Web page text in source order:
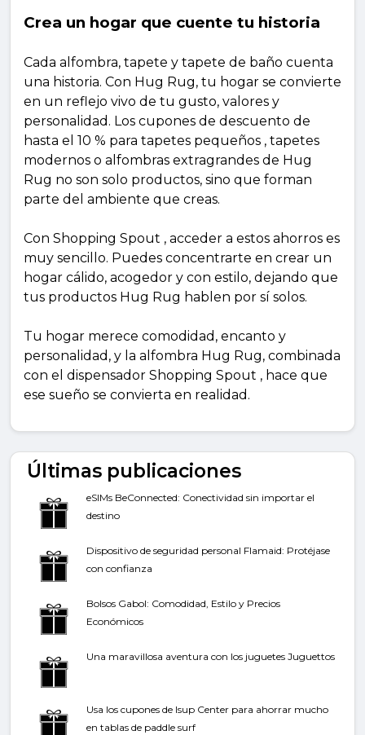
Crea un hogar que cuente tu historia
Cada alfombra, tapete y tapete de baño cuenta
una historia. Con Hug Rug, tu hogar se convierte
en un reflejo vivo de tu gusto, valores y
personalidad. Los cupones de descuento de
hasta el 10 % para tapetes pequeños , tapetes
modernos o alfombras extragrandes de Hug
Rug no son solo productos, sino que forman
parte del ambiente que creas.
Con Shopping Spout , acceder a estos ahorros es
muy sencillo. Puedes concentrarte en crear un
hogar cálido, acogedor y con estilo, dejando que
tus productos Hug Rug hablen por sí solos.
Tu hogar merece comodidad, encanto y
personalidad, y la alfombra Hug Rug, combinada
con el dispensador Shopping Spout , hace que
ese sueño se convierta en realidad.
Últimas publicaciones
eSIMs BeConnected: Conectividad sin importar el
destino
Dispositivo de seguridad personal Flamaid: Protéjase
con confianza
Bolsos Gabol: Comodidad, Estilo y Precios
Económicos
Una maravillosa aventura con los juguetes Juguettos
Usa los cupones de Isup Center para ahorrar mucho
en tablas de paddle surf